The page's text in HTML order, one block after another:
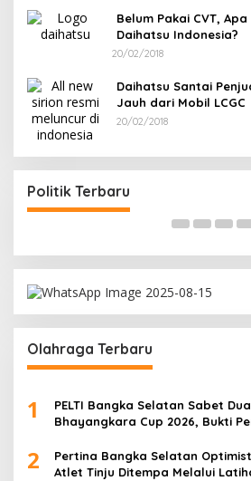
Belum Pakai CVT,
Daihatsu Indonesia?
20/02/2018
Daihatsu Santai
Jauh dari Mobil LCGC
20/02/2018
Politik Terbaru
Besar Bangkitkan Golkar
Di Bangka Selatan, Politik
Olahraga Terbaru
1
PELTI Bangka Selatan Sabet
Bhayangkara Cup 2026, Bukti
2
Pertina Bangka Selatan
Atlet Tinju Ditempa Melalui